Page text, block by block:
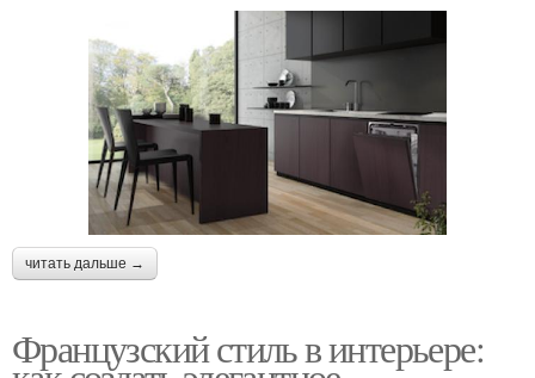
читать дальше →
Французский стиль в интерьере: